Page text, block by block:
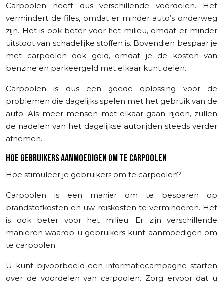
Carpoolen heeft dus verschillende voordelen. Het
vermindert de files, omdat er minder auto’s onderweg
zijn. Het is ook beter voor het milieu, omdat er minder
uitstoot van schadelijke stoffen is. Bovendien bespaar je
met carpoolen ook geld, omdat je de kosten van
benzine en parkeergeld met elkaar kunt delen.
Carpoolen is dus een goede oplossing voor de
problemen die dagelijks spelen met het gebruik van de
auto. Als meer mensen met elkaar gaan rijden, zullen
de nadelen van het dagelijkse autorijden steeds verder
afnemen.
HOE GEBRUIKERS AANMOEDIGEN OM TE CARPOOLEN
Hoe stimuleer je gebruikers om te carpoolen?
Carpoolen is een manier om te besparen op
brandstofkosten en uw reiskosten te verminderen. Het
is ook beter voor het milieu. Er zijn verschillende
manieren waarop u gebruikers kunt aanmoedigen om
te carpoolen.
U kunt bijvoorbeeld een informatiecampagne starten
over de voordelen van carpoolen. Zorg ervoor dat u